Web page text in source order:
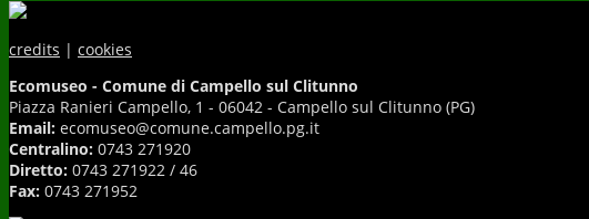
credits | cookies
Ecomuseo - Comune di Campello sul Clitunno
Piazza Ranieri Campello, 1 - 06042 - Campello sul Clitunno (PG)
Email: ecomuseo@comune.campello.pg.it
Centralino: 0743 271920
Diretto: 0743 271922 / 46
Fax: 0743 271952